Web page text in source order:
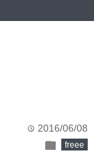
time 2016/06/08
folder freee